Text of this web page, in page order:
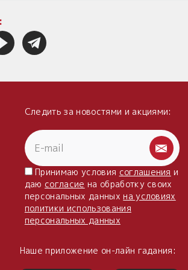
Следить за новостями и акциями:
Принимаю условия соглашения и
даю согласие на обработку своих
персональных данныхна условиях
политики использования
персональных данных
Наше приложение он-лайн гадания: